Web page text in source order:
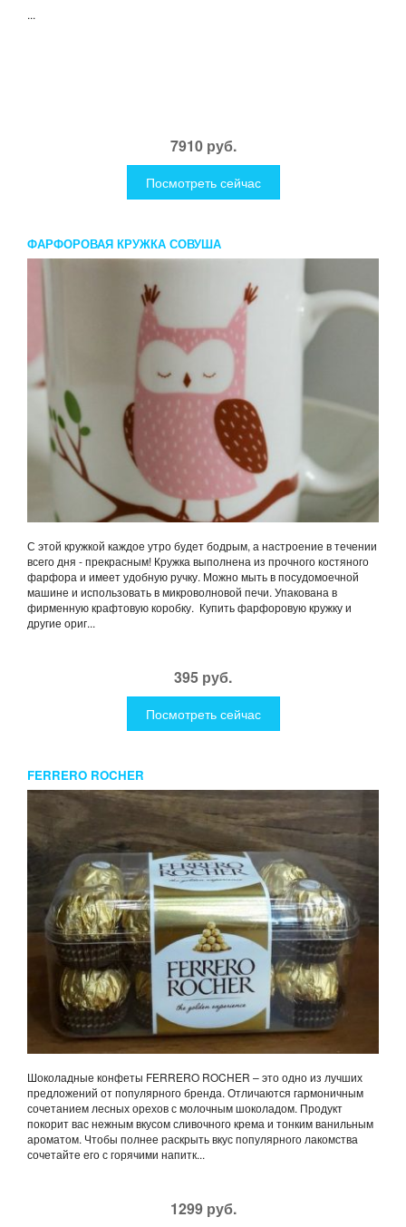
...
7910 руб.
Посмотреть сейчас
ФАРФОРОВАЯ КРУЖКА СОВУША
С этой кружкой каждое утро будет бодрым, а настроение в течении
всего дня - прекрасным! Кружка выполнена из прочного костяного
фарфора и имеет удобную ручку. Можно мыть в посудомоечной
машине и использовать в микроволновой печи. Упакована в
фирменную крафтовую коробку. Купить фарфоровую кружку и
другие ориг...
395 руб.
Посмотреть сейчас
FERRERO ROCHER
Шоколадные конфеты FERRERO ROCHER – это одно из лучших
предложений от популярного бренда. Отличаются гармоничным
сочетанием лесных орехов с молочным шоколадом. Продукт
покорит вас нежным вкусом сливочного крема и тонким ванильным
ароматом. Чтобы полнее раскрыть вкус популярного лакомства
сочетайте его с горячими напитк...
1299 руб.